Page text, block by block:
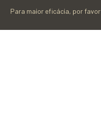
Para maior eficácia, por